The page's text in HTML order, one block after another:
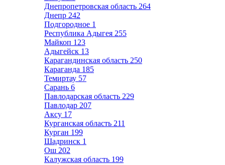
Днепропетровская область 264
Днепр 242
Подгородное 1
Республика Адыгея 255
Майкоп 123
Адыгейск 13
Карагандинская область 250
Караганда 185
Темиртау 57
Сарань 6
Павлодарская область 229
Павлодар 207
Аксу 17
Курганская область 211
Курган 199
Шадринск 1
Ош 202
Калужская область 199